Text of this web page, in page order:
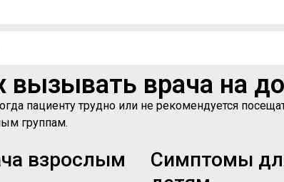
вызывать врача на
пациенту трудно или не рекомендуется
группам.
взрослым
Симптомы